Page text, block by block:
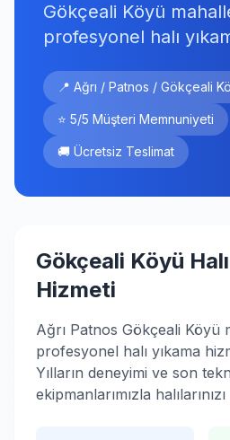
Gökçeali Köyü
profesyonel halı
📍 Ağrı / Patnos / Gökçeali
⭐ 5/5 Müşteri Memnuniyeti
🚚 Ücretsiz Teslimat
Gökçeali Köyü
Hizmeti
Ağrı Patnos Gökçeali Köyü
profesyonel halı yıkama
Yılların deneyimi ve son
ekipmanlarımızla